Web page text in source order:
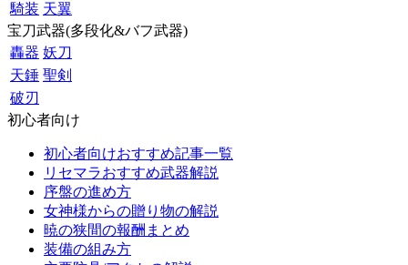
騎装 天翼
宝刀武器(多段化&バフ武器)
轟器 妖刀
天錘 聖剣
破刃
初心者向け
初心者向けおすすめ記事一覧
リセマラおすすめ武器解説
序盤の進め方
女神様からの贈り物の解説
暁の狭間の報酬まとめ
装備の組み方